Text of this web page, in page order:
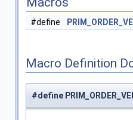
#define
Macro Definition
#define